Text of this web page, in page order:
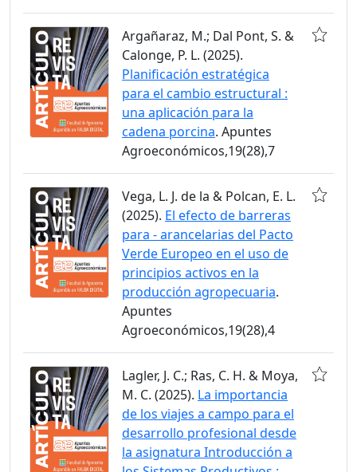
Argañaraz, M.; Dal Pont, S. &
Calonge, P. L. (2025).
Planificación estratégica
para el cambio estructural :
una aplicación para la
cadena porcina. Apuntes
Agroeconómicos,19(28),7
Vega, L. J. de la & Polcan, E. L.
(2025). El efecto de barreras
para - arancelarias del Pacto
Verde Europeo en el uso de
principios activos en la
producción agropecuaria.
Apuntes
Agroeconómicos,19(28),4
Lagler, J. C.; Ras, C. H. & Moya,
M. C. (2025). La importancia
de los viajes a campo para el
desarrollo profesional desde
la asignatura Introducción a